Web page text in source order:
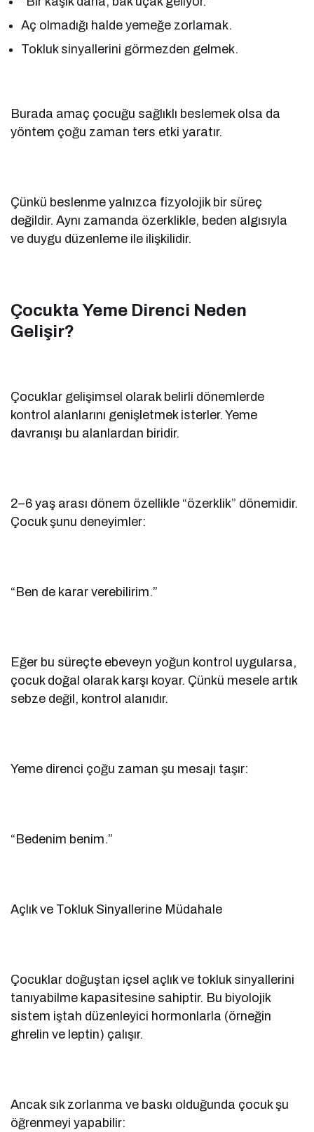
Aç olmadığı halde yemeğe zorlamak.
Tokluk sinyallerini görmezden gelmek.
Burada amaç çocuğu sağlıklı beslemek olsa da
yöntem çoğu zaman ters etki yaratır.
Çünkü beslenme yalnızca fizyolojik bir süreç
değildir. Aynı zamanda özerklikle, beden algısıyla
ve duygu düzenleme ile ilişkilidir.
Çocukta Yeme Direnci Neden
Gelişir?
Çocuklar gelişimsel olarak belirli dönemlerde
kontrol alanlarını genişletmek isterler. Yeme
davranışı bu alanlardan biridir.
2–6 yaş arası dönem özellikle “özerklik” dönemidir.
Çocuk şunu deneyimler:
“Ben de karar verebilirim.”
Eğer bu süreçte ebeveyn yoğun kontrol uygularsa,
çocuk doğal olarak karşı koyar. Çünkü mesele artık
sebze değil, kontrol alanıdır.
Yeme direnci çoğu zaman şu mesajı taşır:
“Bedenim benim.”
Açlık ve Tokluk Sinyallerine Müdahale
Çocuklar doğuştan içsel açlık ve tokluk sinyallerini
tanıyabilme kapasitesine sahiptir. Bu biyolojik
sistem iştah düzenleyici hormonlarla (örneğin
ghrelin ve leptin) çalışır.
Ancak sık zorlanma ve baskı olduğunda çocuk şu
öğrenmeyi yapabilir: